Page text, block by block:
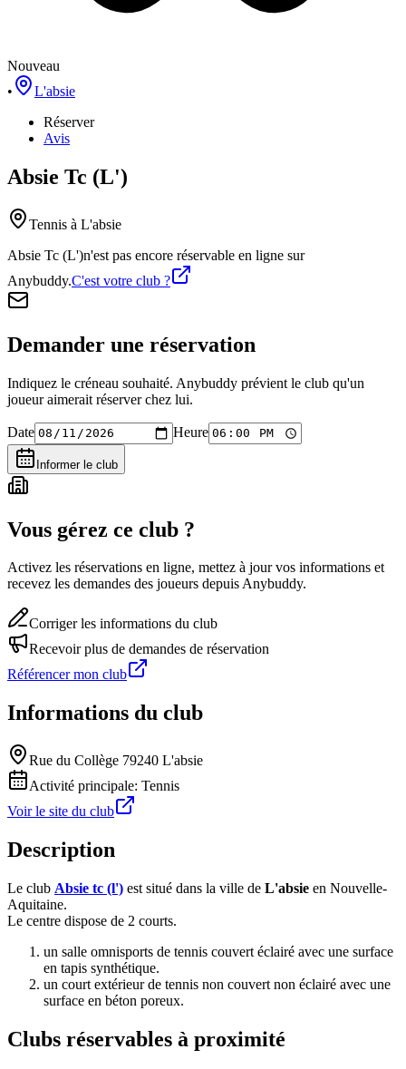
Nouveau
•
L'absie
Réserver
Avis
Absie Tc (L')
Tennis à L'absie
Absie Tc (L')n'est pas encore réservable en ligne sur
Anybuddy.C'est votre club ?
Demander une réservation
Indiquez le créneau souhaité. Anybuddy prévient le club qu'un
joueur aimerait réserver chez lui.
Date Heure
Informer le club
Vous gérez ce club ?
Activez les réservations en ligne, mettez à jour vos informations et
recevez les demandes des joueurs depuis Anybuddy.
Corriger les informations du club
Recevoir plus de demandes de réservation
Référencer mon club
Informations du club
Rue du Collège 79240 L'absie
Activité principale: Tennis
Voir le site du club
Description
Le club Absie tc (l') est situé dans la ville de L'absie en Nouvelle-
Aquitaine.
Le centre dispose de 2 courts.
un salle omnisports de tennis couvert éclairé avec une surface
en tapis synthétique.
un court extérieur de tennis non couvert non éclairé avec une
surface en béton poreux.
Clubs réservables à proximité